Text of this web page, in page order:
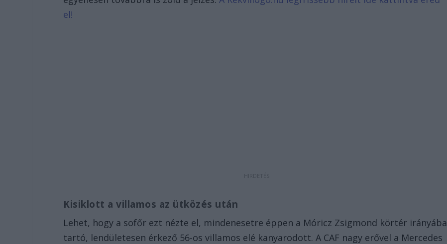
el!
Kisiklott a villamos az ütközés után
Lehet, hogy a sofőr ezt nézte el, mindenesetre éppen a Móricz Zsigmond körtér irányába
tartó, lendületesen érkező 56-os villamos elé kanyarodott. A CAF nagy erővel a Mercedes